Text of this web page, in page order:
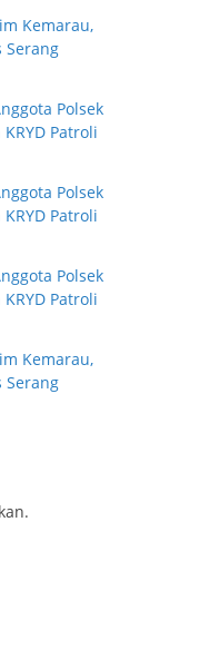
Kemarau,
Serang
Polsek
Patroli
Polsek
Patroli
Polsek
Patroli
Kemarau,
Serang